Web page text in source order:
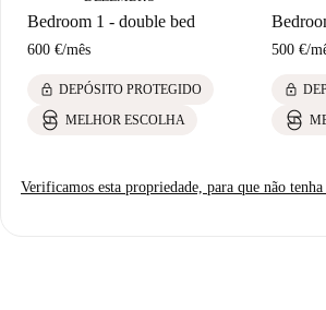
Bedroom 1 - double bed
600 €/mês
lock DEPÓSITO PROTEGIDO
MELHOR ESCOLHA
500 €/
lock
Verificamos esta propriedade, para que não